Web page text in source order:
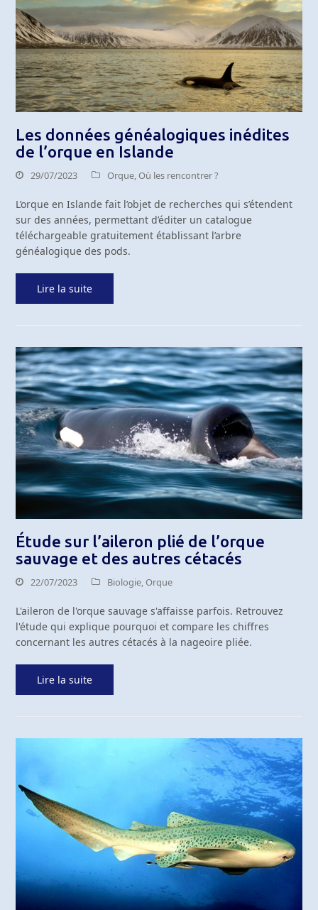
Les données généalogiques inédites
de l’orque en Islande
29/07/2023 Orque,Où les rencontrer ?
L’orque en Islande fait l’objet de recherches qui s’étendent
sur des années, permettant d’éditer un catalogue
téléchargeable gratuitement établissant l’arbre
généalogique des pods.
Lire la suite
Étude sur l’aileron plié de l’orque
sauvage et des autres cétacés
22/07/2023 Biologie,Orque
L'aileron de l'orque sauvage s'affaisse parfois. Retrouvez
l'étude qui explique pourquoi et compare les chiffres
concernant les autres cétacés à la nageoire pliée.
Lire la suite